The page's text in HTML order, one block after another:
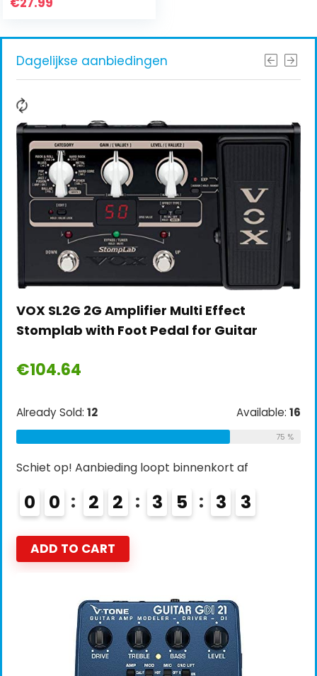
Dagelijkse aanbiedingen
VOX SL2G 2G Amplifier Multi Effect
Stomplab with Foot Pedal for Guitar
€104.64
Already Sold: 12 Available: 16
75 %
Schiet op! Aanbieding loopt binnenkort af
0 0 2 2 3 5 3 2
ADD TO CART